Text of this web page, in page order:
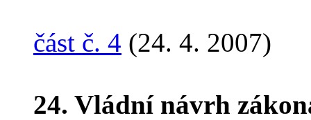
část č. 4 (24. 4. 2007)
24. Vládní návrh